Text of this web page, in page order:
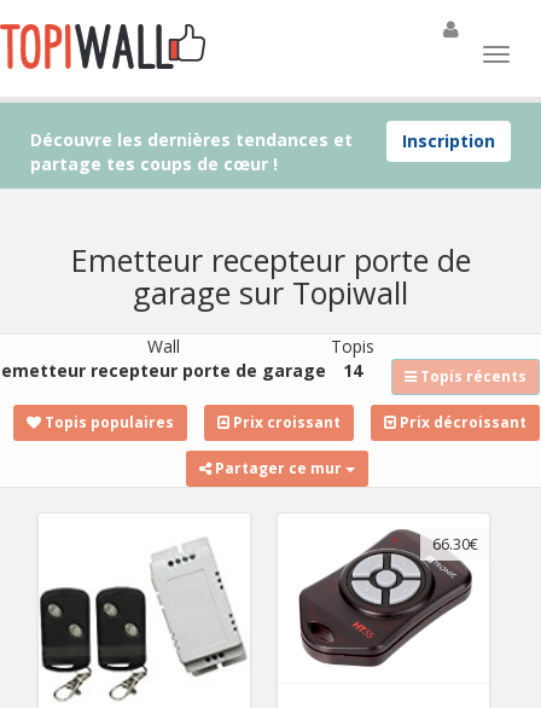
Inscription
Découvre les dernières tendances et
partage tes coups de cœur !
Emetteur recepteur porte de
garage sur Topiwall
Wall
emetteur recepteur porte de garage
Topis
14
Topis récents
Topis populaires Prix croissant Prix décroissant
Partager ce mur
66.30€